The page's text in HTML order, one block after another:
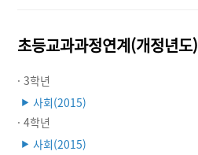
초등교과과정연계(개정년도)
· 3학년
▶ 사회(2015)
· 4학년
▶ 사회(2015)